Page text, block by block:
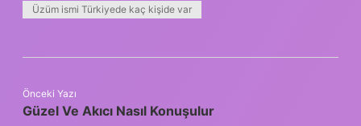
Üzüm ismi Türkiyede kaç kişide var
Önceki Yazı
Güzel Ve Akıcı Nasıl Konuşulur